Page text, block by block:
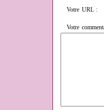
Votre URL :
Votre